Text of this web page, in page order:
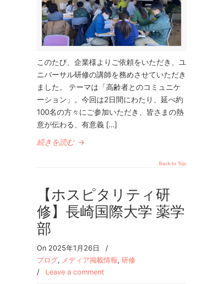
このたび、企業様よりご依頼をいただき、ユ
ニバーサル研修の講師を務めさせていただき
ました。 テーマは「高齢者とのコミュニケ
ーション」。今回は2日間にわたり、延べ約
100名の方々にご参加いただき、皆さまの熱
意が伝わる、有意義 […]
続きを読む →
Back to Top
【ホスピタリティ研
修】長崎国際大学 薬学
部
On 2025年1月26日
/
ブログ, メディア掲載情報, 研修
/ Leave a comment